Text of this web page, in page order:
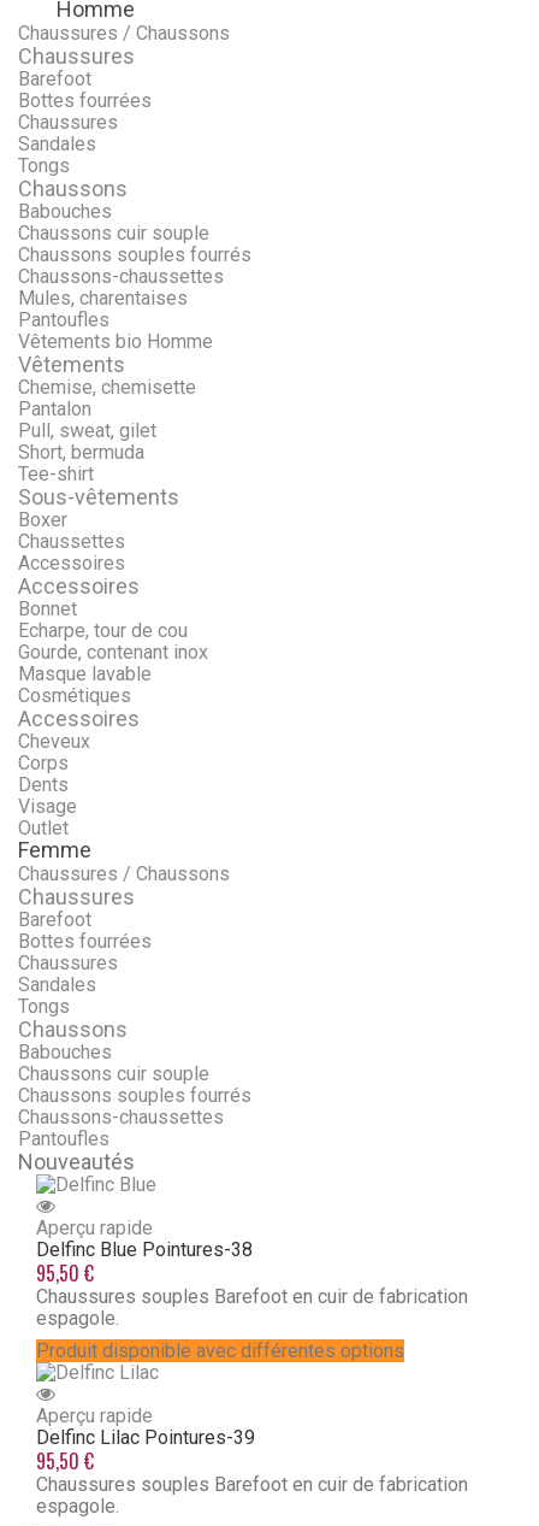
Homme
Chaussures / Chaussons
Chaussures
Barefoot
Bottes fourrées
Chaussures
Sandales
Tongs
Chaussons
Babouches
Chaussons cuir souple
Chaussons souples fourrés
Chaussons-chaussettes
Mules, charentaises
Pantoufles
Vêtements bio Homme
Vêtements
Chemise, chemisette
Pantalon
Pull, sweat, gilet
Short, bermuda
Tee-shirt
Sous-vêtements
Boxer
Chaussettes
Accessoires
Accessoires
Bonnet
Echarpe, tour de cou
Gourde, contenant inox
Masque lavable
Cosmétiques
Accessoires
Cheveux
Corps
Dents
Visage
Outlet
Femme
Chaussures / Chaussons
Chaussures
Barefoot
Bottes fourrées
Chaussures
Sandales
Tongs
Chaussons
Babouches
Chaussons cuir souple
Chaussons souples fourrés
Chaussons-chaussettes
Pantoufles
Nouveautés
Aperçu rapide
Delfinc Blue Pointures-38
95,50 €
Chaussures souples Barefoot en cuir de fabrication
espagole.
Produit disponible avec différentes options
Aperçu rapide
Delfinc Lilac Pointures-39
95,50 €
Chaussures souples Barefoot en cuir de fabrication
espagole.